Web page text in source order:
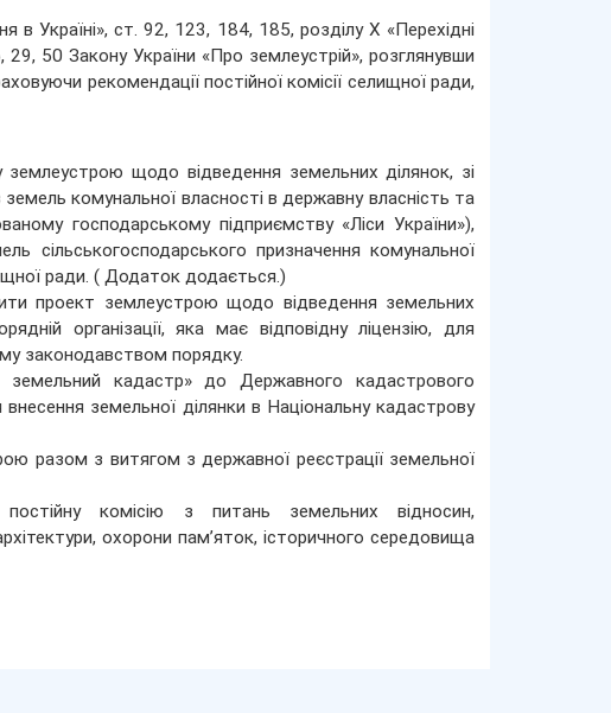
в Україні», ст. 92, 123, 184, 185, розділу Х «Перехідні
50 Закону України «Про землеустрій», розглянувши
рекомендації постійної комісії селищної ради,
щодо відведення земельних ділянок, зі
комунальної власності в державну власність та
господарському підприємству «Ліси України»),
сільськогосподарського призначення комунальної
ради. ( Додаток додається.)
проект землеустрою щодо відведення земельних
організації, яка має відповідну ліцензію, для
законодавством порядку.
кадастр» до Державного кадастрового
земельної ділянки в Національну кадастрову
разом з витягом з державної реєстрації земельної
комісію з питань земельних відносин,
охорони пам’яток, історичного середовища